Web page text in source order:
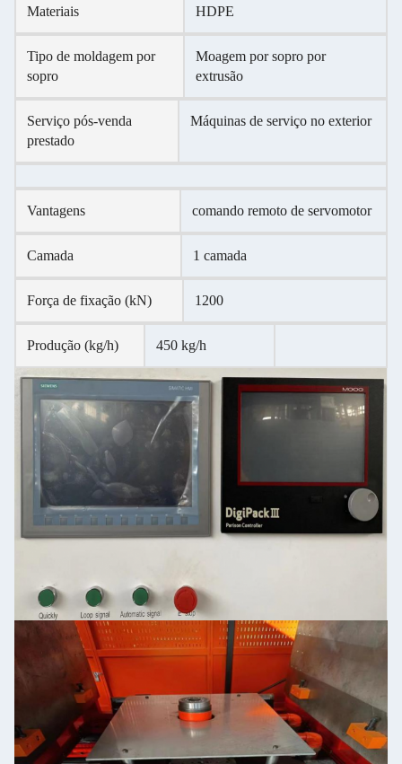
Materiais HDPE
Tipo de moldagem por
sopro
Moagem por sopro por
extrusão
Serviço pós-venda
prestado
Máquinas de serviço no exterior
Vantagens comando remoto de servomotor
Camada 1 camada
Força de fixação (kN) 1200
Produção (kg/h) 450 kg/h